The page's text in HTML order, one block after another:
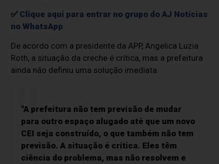
✅ Clique aqui para entrar no grupo do AJ Notícias
no WhatsApp
De acordo com a presidente da APP, Angelica Luzia
Roth, a situação da creche é crítica, mas a prefeitura
ainda não definiu uma solução imediata
"A prefeitura não tem previsão de mudar
para outro espaço alugado até que um novo
CEI seja construído, o que também não tem
previsão. A situação é crítica. Eles têm
ciência do problema, mas não resolvem e